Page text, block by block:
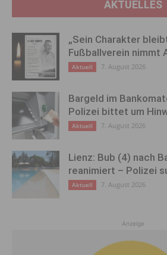
AKTUELLES
„Sein Charakter
Fußballverein nimmt
Aktuell 7. August 2026
Bargeld im
Polizei bittet um
Aktuell 7. August 2026
Lienz: Bub (4) nach
reanimiert – Polizei
Aktuell 7. August 2026
Anzeige